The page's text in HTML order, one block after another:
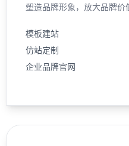
塑造品牌形象，放大品牌价
模板建站
仿站定制
企业品牌官网